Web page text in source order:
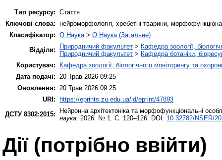
Тип ресурсу: Стаття
Ключові слова: нейроморфологія, хребетні тварини,
Класифікатор: Q Наука> Q Наука (Загальне)
Відділи:
Природничий факультет > Кафедра зоології,
Природничий факультет > Кафедра ботаніки,
Користувач:
Кафедра зоології, біологічного моніторингу та
Дата подачі: 20 Трав 2026 09:25
Оновлення: 20 Трав 2026 09:25
URI:
https://eprints.zu.edu.ua/id/eprint/47893
ДСТУ 8302:2015:
Нейронна архітектоніка та морфофункціональні
наука. 2026. № 1. С. 120–126. DOI: 10.32782/NSER/
Дії ​​(потрібно ввійти)